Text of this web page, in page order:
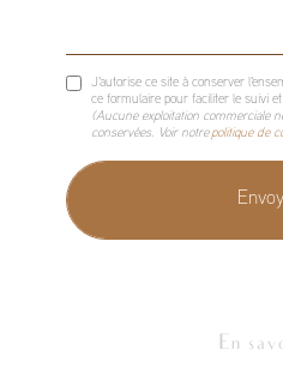
J'autorise ce site à conserver
ce formulaire pour faciliter le suivi
(Aucune exploitation commerciale
conservées. Voir notre politique de
En